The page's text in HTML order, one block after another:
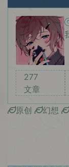
277
文章
原创 幻想